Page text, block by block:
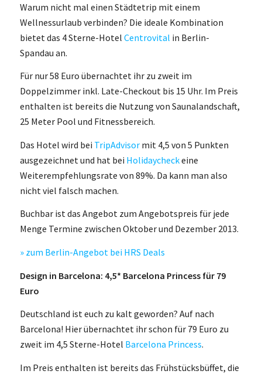
Warum nicht mal einen Städtetrip mit einem
Wellnessurlaub verbinden? Die ideale Kombination
bietet das 4 Sterne-Hotel Centrovital in Berlin-
Spandau an.
Für nur 58 Euro übernachtet ihr zu zweit im
Doppelzimmer inkl. Late-Checkout bis 15 Uhr. Im Preis
enthalten ist bereits die Nutzung von Saunalandschaft,
25 Meter Pool und Fitnessbereich.
Das Hotel wird bei TripAdvisormit 4,5 von 5 Punkten
ausgezeichnet und hat bei Holidaycheckeine
Weiterempfehlungsrate von 89%. Da kann man also
nicht viel falsch machen.
Buchbar ist das Angebot zum Angebotspreis für jede
Menge Termine zwischen Oktober und Dezember 2013.
» zum Berlin-Angebot bei HRS Deals
Design in Barcelona: 4,5* Barcelona Princess für 79
Euro
Deutschland ist euch zu kalt geworden? Auf nach
Barcelona! Hier übernachtet ihr schon für 79 Euro zu
zweit im 4,5 Sterne-Hotel Barcelona Princess.
Im Preis enthalten ist bereits das Frühstücksbüffet, die